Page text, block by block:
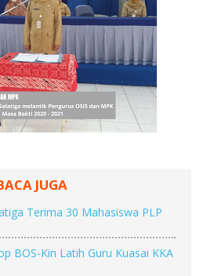
JUGA
Terima 30 Mahasiswa PLP
BOS-Kin Latih Guru Kuasai KKA